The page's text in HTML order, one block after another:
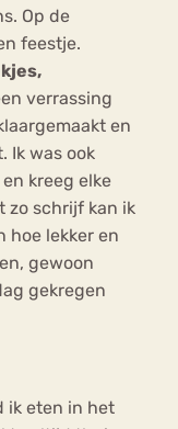
Op de
feestje.
verrassing
en
Ik was ook
en kreeg elke
zo schrijf kan ik
hoe lekker en
gewoon
gekregen
ik eten in het